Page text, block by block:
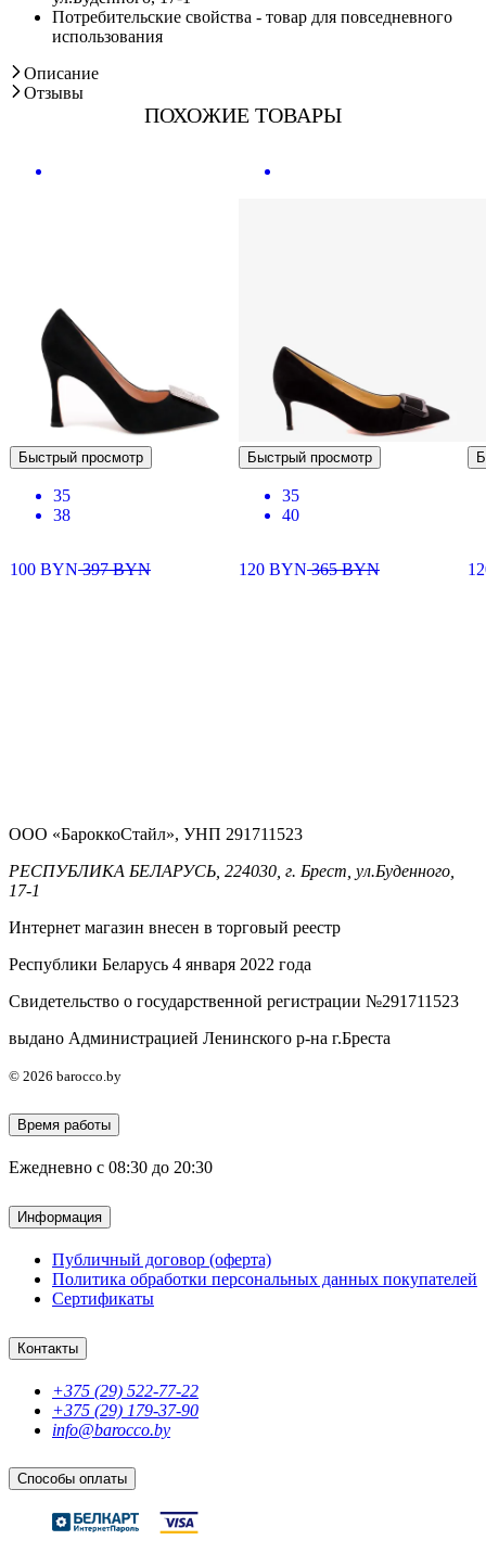
Потребительские свойства - товар для повседневного
использования
Описание
Отзывы
ПОХОЖИЕ ТОВАРЫ
Быстрый просмотр
35
38
100 BYN397BYN
Быстрый просмотр
35
40
120 BYN365BYN
ООО «БароккоСтайл», УНП 291711523
РЕСПУБЛИКА БЕЛАРУСЬ, 224030, г. Брест, ул.Буденного,
17-1
Интернет магазин внесен в торговый реестр
Республики Беларусь 4 января 2022 года
Свидетельство о государственной регистрации №291711523
выдано Администрацией Ленинского р-на г.Бреста
© 2026 barocco.by
Время работы
Ежедневно с 08:30 до 20:30
Информация
Публичный договор (оферта)
Политика обработки персональных данных покупателей
Сертификаты
Контакты
+375 (29) 522-77-22
+375 (29) 179-37-90
info@barocco.by
Способы оплаты